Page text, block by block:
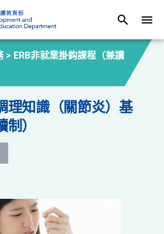
search menu
> ERB非就業掛鈎課程（兼讀
理知識（關節炎）基
）